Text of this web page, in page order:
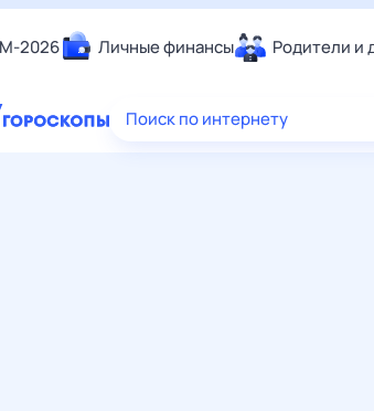
2026 Личные финансы Родители и
Еда
Поиск по интернету